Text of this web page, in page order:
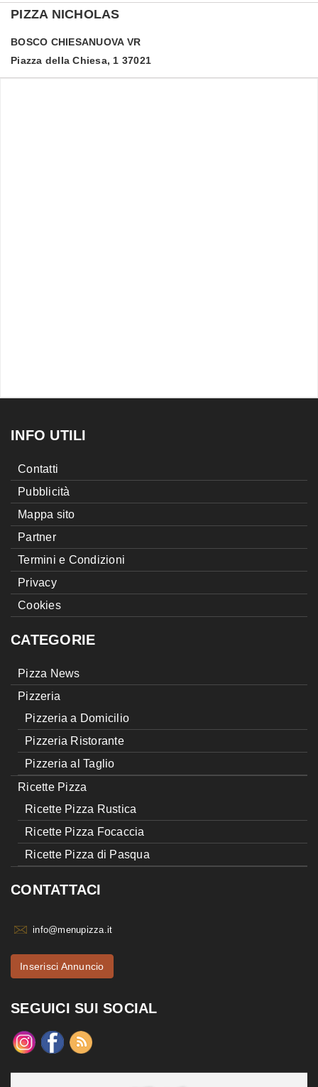
PIZZA NICHOLAS
BOSCO CHIESANUOVA VR
Piazza della Chiesa, 1 37021
INFO UTILI
Contatti
Pubblicità
Mappa sito
Partner
Termini e Condizioni
Privacy
Cookies
CATEGORIE
Pizza News
Pizzeria
Pizzeria a Domicilio
Pizzeria Ristorante
Pizzeria al Taglio
Ricette Pizza
Ricette Pizza Rustica
Ricette Pizza Focaccia
Ricette Pizza di Pasqua
CONTATTACI
info@menupizza.it
Inserisci Annuncio
SEGUICI SUI SOCIAL